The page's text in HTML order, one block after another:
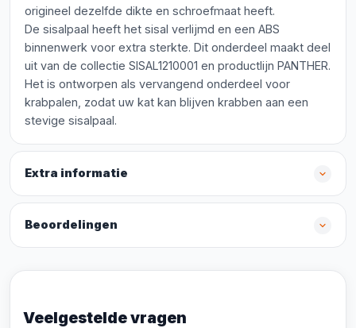
origineel dezelfde dikte en schroefmaat heeft.
De sisalpaal heeft het sisal verlijmd en een ABS
binnenwerk voor extra sterkte. Dit onderdeel maakt deel
uit van de collectie SISAL1210001 en productlijn PANTHER.
Het is ontworpen als vervangend onderdeel voor
krabpalen, zodat uw kat kan blijven krabben aan een
stevige sisalpaal.
Extra informatie
Beoordelingen
Veelgestelde vragen